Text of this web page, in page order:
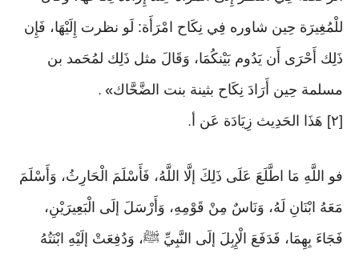
للْمُغِيرَة حِين شاوره فِي نِكَاح امْرَأَة: لَو نظرت إِلَيْهَا، فَإِن
ذَلِك أَحْرَى أَن يَدُوم بَيْنكُمَا، وَقَالَ مثل ذَلِك لمُحَمد بن
مسلمة حِين أَرَادَ نِكَاح بثينة بنت الضَّحَّاك» .
[٢] هَذَا الحَدِيث زِيَادَة عَن أ .
فو اللَّهِ مَا اطَّلَعَ عَلَى ذَلِكَ إلَّا اللَّهُ، فَأَسْلَمَ الْحَارِثُ، وَأَسْلَمَ
مَعَهُ ابْنَانِ لَهُ، وَنَاسٌ مِنْ قَوْمِهِ، وَأَرْسَلَ إلَى الْبَعِيرَيْنِ،
فَجَاءَ بِهِمَا، فَدَفَعَ الْإِبِلَ إلَى النَّبِيِّ ﷺ، وَدُفِعَتْ إلَيْهِ ابْنَتُهُ